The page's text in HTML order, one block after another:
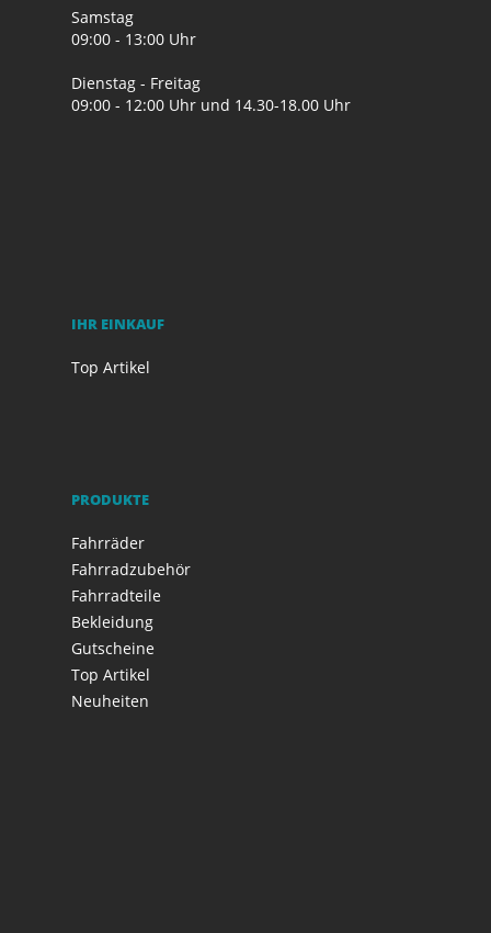
Samstag
09:00 - 13:00 Uhr
Dienstag - Freitag
09:00 - 12:00 Uhr und 14.30-18.00 Uhr
IHR EINKAUF
Top Artikel
PRODUKTE
Fahrräder
Fahrradzubehör
Fahrradteile
Bekleidung
Gutscheine
Top Artikel
Neuheiten